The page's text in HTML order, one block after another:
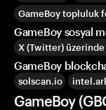
GameBoy topluluk
GameBoy sosyal
X (Twitter) üzerinde
GameBoy
solscan.io
GameBoy